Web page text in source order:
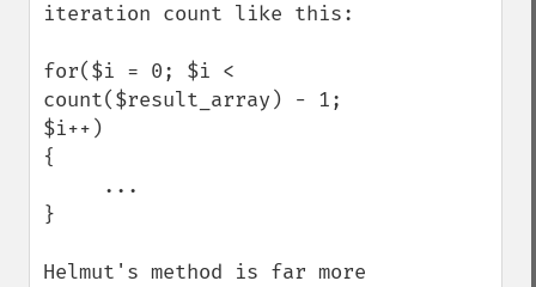
iteration count like this:
for($i = 0; $i <
count($result_array) - 1;
$i++)
{
}
Helmut's method is far more